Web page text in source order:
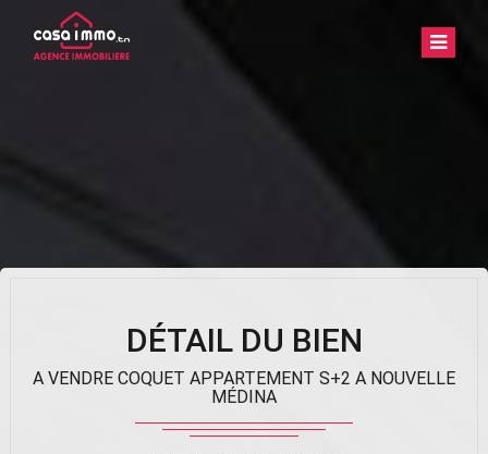
DÉTAIL DU BIEN
A VENDRE COQUET APPARTEMENT S+2 A NOUVELLE
MÉDINA